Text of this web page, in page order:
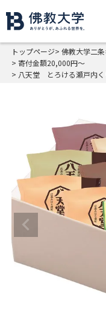
トップページ
佛教大学二
寄付金額20,000円～
八天堂 とろける瀬戸内